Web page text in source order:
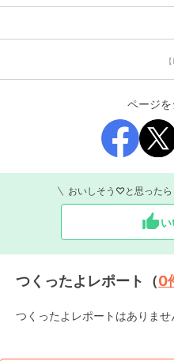
ページを
おいしそう♡と思ったら
い
つくったよレポート（0
つくったよレポートはありませ